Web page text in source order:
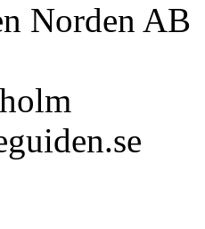
Norden AB